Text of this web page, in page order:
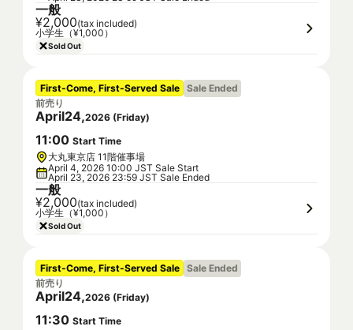
一般
¥2,000(tax included)
小学生（¥1,000）
Sold Out
First-Come, First-Served Sale Sale Ended
前売り
April24,2026 (Friday)
11:00 Start Time
大丸東京店 11階催事場
April 4, 2026 10:00 JST Sale Start
April 23, 2026 23:59 JST Sale Ended
一般
¥2,000(tax included)
小学生（¥1,000）
Sold Out
First-Come, First-Served Sale Sale Ended
前売り
April24,2026 (Friday)
11:30 Start Time